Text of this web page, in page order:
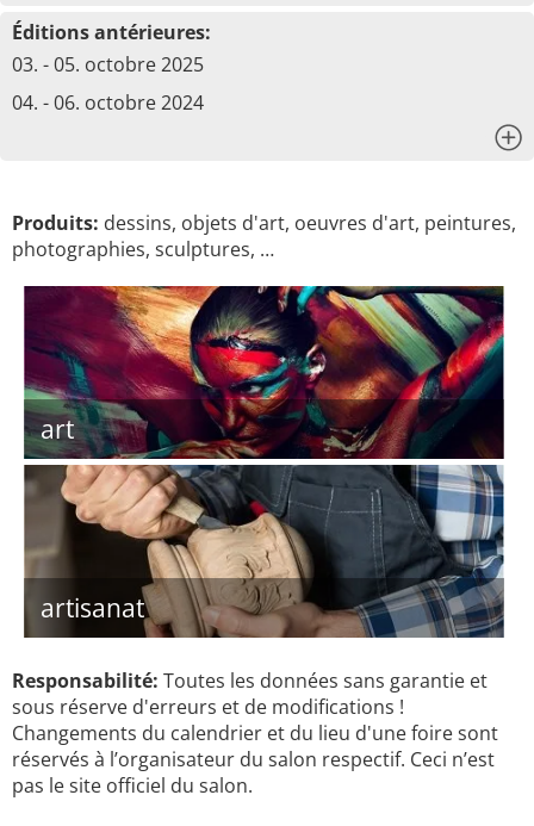
Éditions antérieures:
03. - 05. octobre 2025
04. - 06. octobre 2024
Produits: dessins, objets d'art, oeuvres d'art, peintures,
photographies, sculptures, …
art
artisanat
Responsabilité: Toutes les données sans garantie et
sous réserve d'erreurs et de modifications !
Changements du calendrier et du lieu d'une foire sont
réservés à l’organisateur du salon respectif. Ceci n’est
pas le site officiel du salon.